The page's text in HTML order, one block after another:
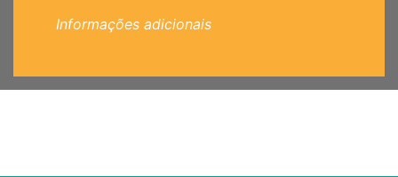
Informações adicionais